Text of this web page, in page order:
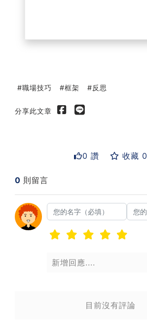
職場技巧 框架 反思
分享此文章
0 讚 收藏 0
0 則留言
目前沒有評論